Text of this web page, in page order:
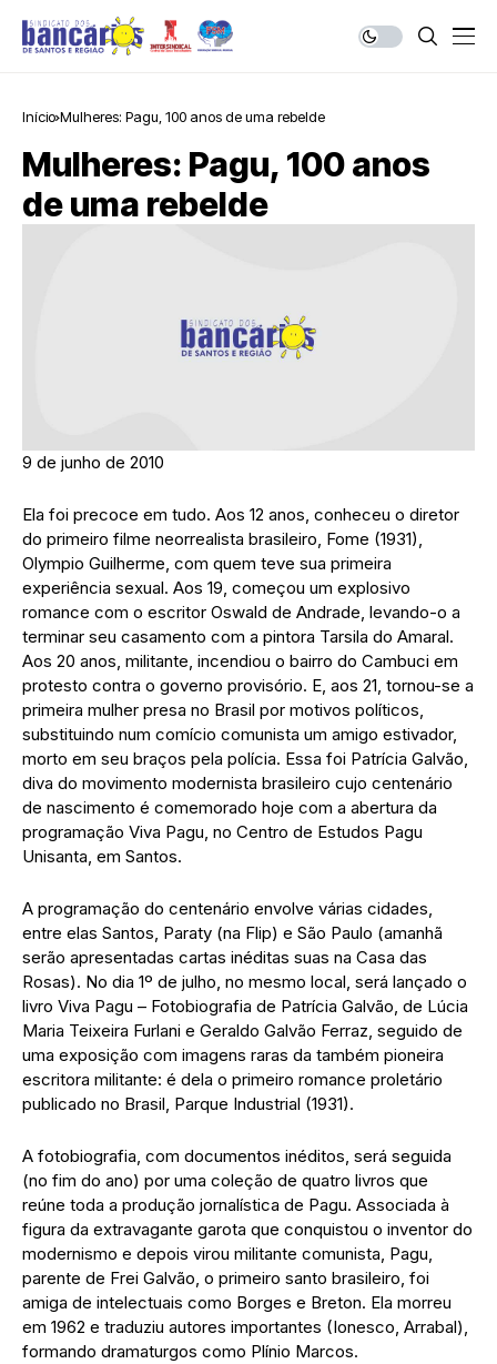
Início Mulheres: Pagu, 100 anos de uma rebelde
Mulheres: Pagu, 100 anos
de uma rebelde
9 de junho de 2010
Ela foi precoce em tudo. Aos 12 anos, conheceu o diretor
do primeiro filme neorrealista brasileiro, Fome (1931),
Olympio Guilherme, com quem teve sua primeira
experiência sexual. Aos 19, começou um explosivo
romance com o escritor Oswald de Andrade, levando-o a
terminar seu casamento com a pintora Tarsila do Amaral.
Aos 20 anos, militante, incendiou o bairro do Cambuci em
protesto contra o governo provisório. E, aos 21, tornou-se a
primeira mulher presa no Brasil por motivos políticos,
substituindo num comício comunista um amigo estivador,
morto em seu braços pela polícia. Essa foi Patrícia Galvão,
diva do movimento modernista brasileiro cujo centenário
de nascimento é comemorado hoje com a abertura da
programação Viva Pagu, no Centro de Estudos Pagu
Unisanta, em Santos.
A programação do centenário envolve várias cidades,
entre elas Santos, Paraty (na Flip) e São Paulo (amanhã
serão apresentadas cartas inéditas suas na Casa das
Rosas). No dia 1º de julho, no mesmo local, será lançado o
livro Viva Pagu – Fotobiografia de Patrícia Galvão, de Lúcia
Maria Teixeira Furlani e Geraldo Galvão Ferraz, seguido de
uma exposição com imagens raras da também pioneira
escritora militante: é dela o primeiro romance proletário
publicado no Brasil, Parque Industrial (1931).
A fotobiografia, com documentos inéditos, será seguida
(no fim do ano) por uma coleção de quatro livros que
reúne toda a produção jornalística de Pagu. Associada à
figura da extravagante garota que conquistou o inventor do
modernismo e depois virou militante comunista, Pagu,
parente de Frei Galvão, o primeiro santo brasileiro, foi
amiga de intelectuais como Borges e Breton. Ela morreu
em 1962 e traduziu autores importantes (Ionesco, Arrabal),
formando dramaturgos como Plínio Marcos.